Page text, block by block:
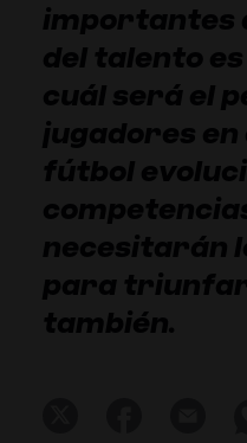
importantes
del talento
cuál será el
jugadores
fútbol
necesitarán
para triunfar
también.